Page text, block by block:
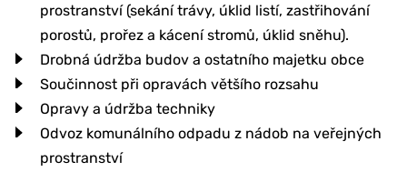
prostranství (sekání trávy, úklid listí, zastřihování
porostů, prořez a kácení stromů, úklid sněhu).
Drobná údržba budov a ostatního majetku obce
Součinnost při opravách většího rozsahu
Opravy a údržba techniky
Odvoz komunálního odpadu z nádob na veřejných
prostranství